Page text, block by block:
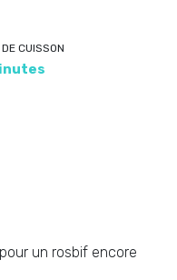
CUISSON
un rosbif encore